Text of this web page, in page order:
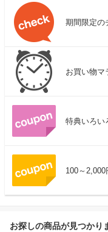
期間限定の
お買い物マ
特典いろい
100～
お探しの商品が見つかり